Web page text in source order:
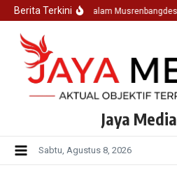
Lewati ke konten
Berita TerkiniHadir Dalam
Jaya Media
Sabtu, Agustus 8, 2026